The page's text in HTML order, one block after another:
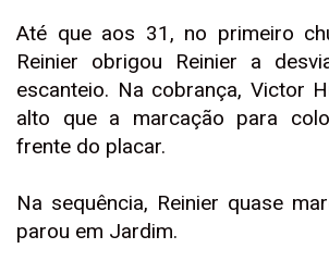
Até que aos 31, no primeiro
Reinier obrigou Reinier a
escanteio. Na cobrança, Victor
alto que a marcação para
frente do placar.
Na sequência, Reinier quase
parou em Jardim.